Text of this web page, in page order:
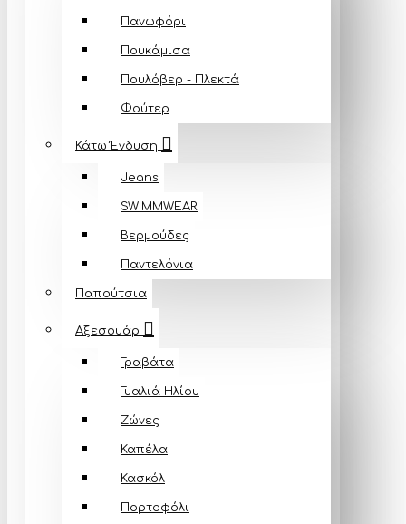
Πανωφόρι
Πουκάμισα
Πουλόβερ - Πλεκτά
Φούτερ
Κάτω Ένδυση
Jeans
SWIMMWEAR
Βερμούδες
Παντελόνια
Παπούτσια
Αξεσουάρ
Γραβάτα
Γυαλιά Ηλίου
Ζώνες
Καπέλα
Κασκόλ
Πορτοφόλι